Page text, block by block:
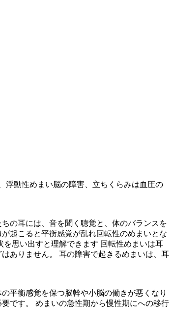
浮動性めまい脳の障害、立ちくらみは血圧の
の耳には、音を聞く聴覚と、体のバランスを
起こると平衡感覚が乱れ回転性のめまいとな
思い出すと理解できます 回転性めまいは耳
ありません。 耳の障害で起きるめまいは、耳
平衡感覚を保つ脳幹や小脳の働きが悪くなり
です。 めまいの急性期から慢性期にへの移行